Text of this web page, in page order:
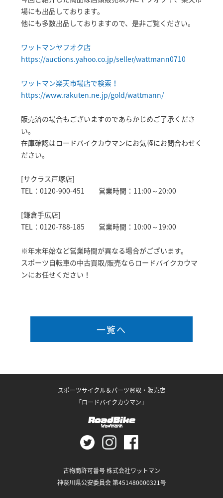
場にも出品しております。
他にも多数出品しておりますので、是非ご覧ください。
ワットマンヤフオク店
https://auctions.yahoo.co.jp/seller/wattmann0710
ワットマン楽天市場店で検索！
https://www.rakuten.ne.jp/gold/wattmann/
販売済の場合もございますのであらかじめご了承くださ
い。
在庫確認はロードバイクカウマンにお気軽にお問合わせく
ださい。
[サクラス戸塚店]
TEL：0120-900-451 営業時間：11:00～20:00
[鎌倉手広店]
TEL：0120-788-185 営業時間：10:00～19:00
※年末年始など営業時間が異なる場合がございます。
スポーツ自転車の中古買取/販売ならロードバイクカウマ
ンにお任せください！
一覧へ
スポーツサイクル＆パーツ買取・販売店
「ロードバイクカウマン」
古物商許可番号 株式会社ワットマン
神奈川県公安委員会 第451480000321号